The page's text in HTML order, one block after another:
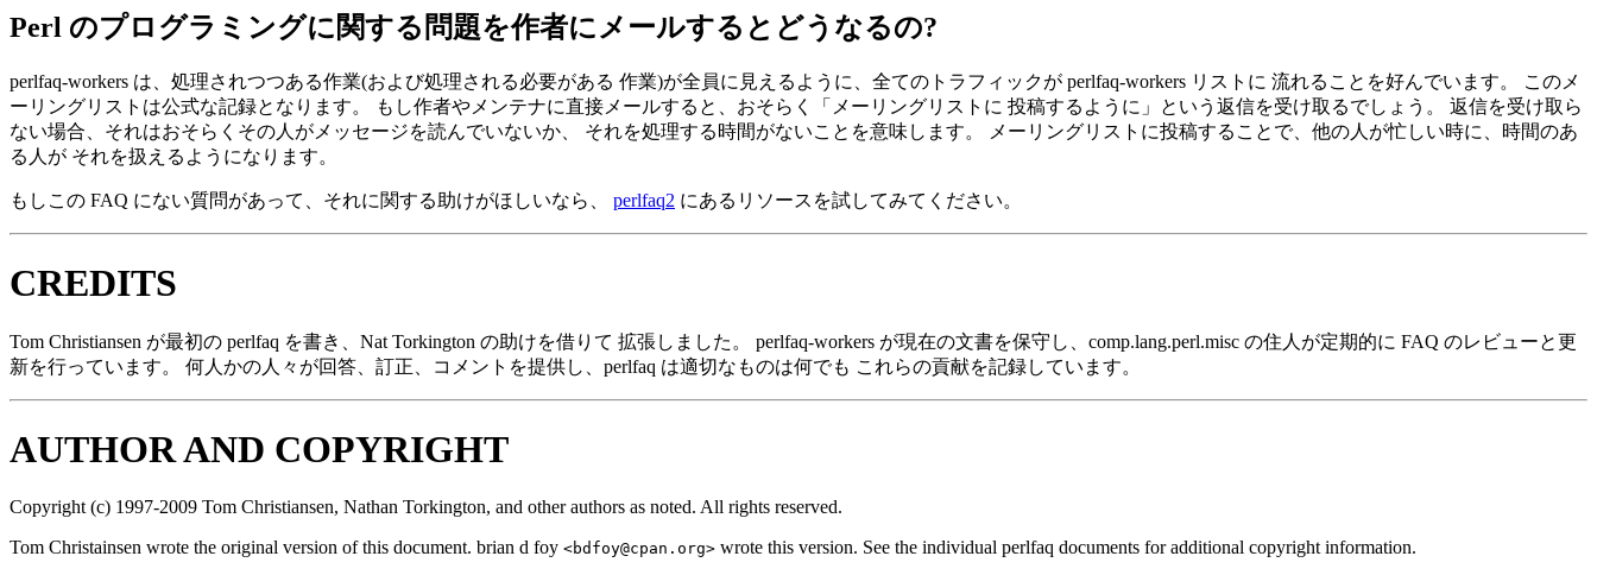
Perl のプログラミングに関する問題を作者にメールするとどうなるの?
perlfaq-workers は、処理されつつある作業(および処理される必要がある 作業)が全員に見えるように、全てのトラフィックが perlfaq-workers リストに 流れることを好んでいます。 このメ
ーリングリストは公式な記録となります。 もし作者やメンテナに直接メールすると、おそらく「メーリングリストに 投稿するように」という返信を受け取るでしょう。 返信を受け取ら
ない場合、それはおそらくその人がメッセージを読んでいないか、 それを処理する時間がないことを意味します。 メーリングリストに投稿することで、他の人が忙しい時に、時間のあ
る人が それを扱えるようになります。
もしこの FAQ にない質問があって、それに関する助けがほしいなら、 perlfaq2 にあるリソースを試してみてください。
CREDITS
Tom Christiansen が最初の perlfaq を書き、Nat Torkington の助けを借りて 拡張しました。 perlfaq-workers が現在の文書を保守し、comp.lang.perl.misc の住人が定期的に FAQ のレビューと更
新を行っています。 何人かの人々が回答、訂正、コメントを提供し、perlfaq は適切なものは何でも これらの貢献を記録しています。
AUTHOR AND COPYRIGHT
Copyright (c) 1997-2009 Tom Christiansen, Nathan Torkington, and other authors as noted. All rights reserved.
Tom Christainsen wrote the original version of this document. brian d foy <bdfoy@cpan.org> wrote this version. See the individual perlfaq documents for additional copyright information.